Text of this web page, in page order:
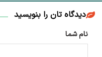
دیدگاه تان را بنویسید
نام شما